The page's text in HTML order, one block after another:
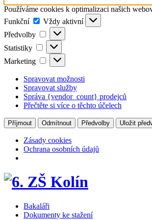
Používáme cookies k optimalizaci našich
Funkční
Funkční
Vždy aktivní
Předvolby
Předvolby
Statistiky Statistiky
Marketing Marketing
Spravovat možnosti
Spravovat služby
Správa {vendor_count} prodejců
Přečtěte si více o těchto účelech
Příjmout Odmítnout Předvolby Uložit
Zásady cookies
Ochrana osobních údajů
Bakaláři
Dokumenty ke stažení